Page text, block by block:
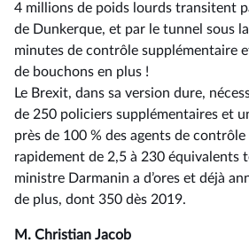
4 millions de poids lourds transitent
de Dunkerque, et par le tunnel sous
minutes de contrôle supplémentaire
de bouchons en plus !
Le Brexit, dans sa version dure,
de 250 policiers supplémentaires et
près de 100 % des agents de
rapidement de 2,5 à 230 équivalents
ministre Darmanin a d’ores et déjà
de plus, dont 350 dès 2019.
M. Christian Jacob